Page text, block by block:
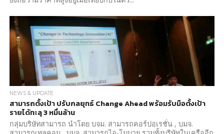
NEWS & UPDATE
สามารถตั้งเป้า ปรับกลยุทธ์ Change Ahead พร้อมรับมือตั้งเป้า
รายได้ทะลุ 3 หมื่นล้าน
กลุ่มบริษัทสามารถ นำโดย บจม. สามารถคอร์ปอเรชั่น , บมจ.